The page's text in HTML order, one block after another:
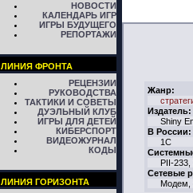
НОВОСТИ
КАЛЕНДАРЬ ИГР
ИГРЫ БУДУЩЕГО
РЕПОРТАЖИ
ЛИНИЯ ФРОНТА
РЕЦЕНЗИИ
РУКОВОДСТВА
ТАКТИКИ И СОВЕТЫ
ДУЭЛЬНЫЙ КЛУБ
ИГРЫ ДЛЯ ДЕТЕЙ
КИБЕРСПОРТ
ВИДЕОЖУРНАЛ
КОДЫ
ЛИНИЯ ГОРИЗОНТА
Жанр:
Издатель:
Shiny
В России:
1C
PII-233,
Сетевые
Модем,